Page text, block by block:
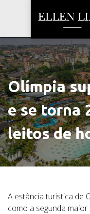
Olímpia
e se torna
leitos de
A estância turística de
como a segunda